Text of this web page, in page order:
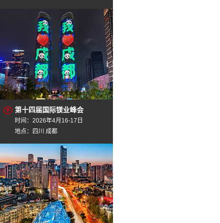
第十四届国际镁业峰会
时间：2026年4月16-17日
地点：四川 成都